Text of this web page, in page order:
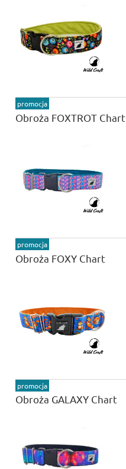
Obroża FOXTROT Chart
promocja
Obroża FOXY Chart
promocja
Obroża GALAXY Chart
promocja